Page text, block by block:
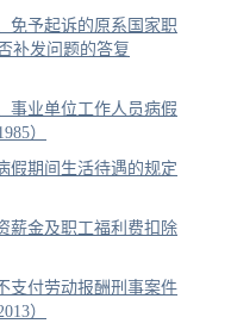
免予起诉的原系国家职
补发问题的答复
事业单位工作人员病假
）
假期间生活待遇的规定
薪金及职工福利费扣除
支付劳动报酬刑事案件
）